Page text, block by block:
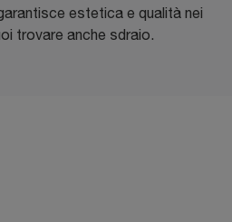
estetica e qualità nei
trovare anche sdraio.